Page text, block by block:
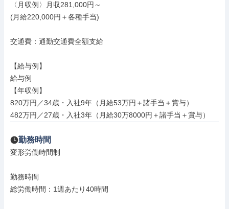
〈月収例〉月収281,000円～
(月給220,000円＋各種手当)
交通費：通勤交通費全額支給
【給与例】
給与例
【年収例】
820万円／34歳・入社9年（月給53万円＋諸手当＋賞与）
482万円／27歳・入社3年（月給30万8000円＋諸手当＋賞与）
勤務時間
変形労働時間制
勤務時間
総労働時間：1週あたり40時間